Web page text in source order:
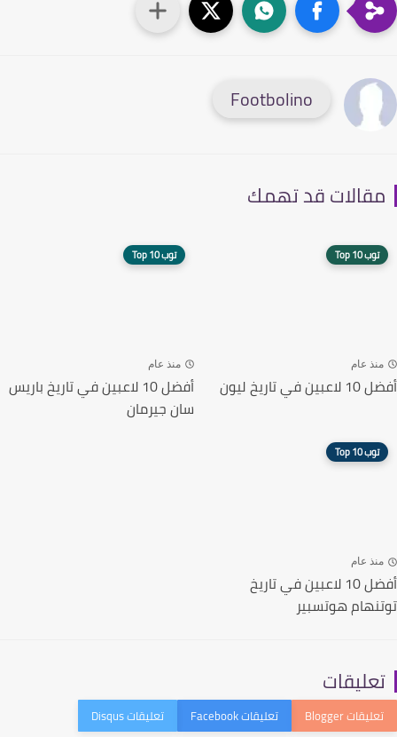
Footbolino
قد تهمك
توب 10 Top
عام
تاريخ ليون
توب 10 Top
منذ عام
أفضل 10 لاعبين في تاريخ باريس
سان جيرمان
توب 10 Top
عام
أفضل 10 لاعبين في تاريخ
هوتسبير